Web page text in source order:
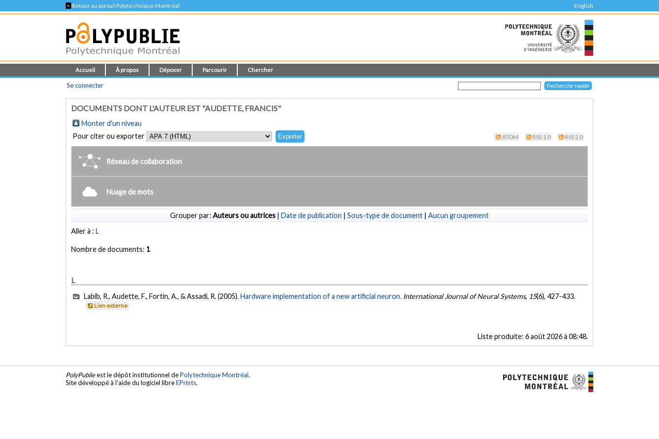
< Retour au portail Polytechnique Montréal English
Accueil À propos Déposer Parcourir Chercher
Se connecter
DOCUMENTS DONT L'AUTEUR EST "AUDETTE, FRANCIS"
Monter d'un niveau
Pour citer ou exporter
ATOM RSS 1.0 RSS 2.0
Réseau de collaboration
Nuage de mots
Grouper par: Auteurs ou autrices | Date de publication | Sous-type de document | Aucun groupement
Aller à :L
Nombre de documents: 1
L
Labib, R., Audette, F., Fortin, A., & Assadi, R. (2005).Hardware implementation of a new artificial neuron. International Journal of Neural Systems, 15(6), 427-433.
Lien externe
Liste produite: 6 août 2026 à 08:48.
PolyPublieest le dépôt institutionnel dePolytechnique Montréal.
Site développé à l'aide du logiciel libreEPrints.